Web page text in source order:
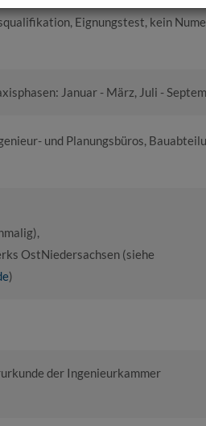
Eignungstest, kein
Januar - März, Juli -
und Planungsbüros,
OstNiedersachsen (siehe
)
der Ingenieurkammer